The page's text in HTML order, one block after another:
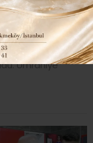
1. Lig
Ümraniye